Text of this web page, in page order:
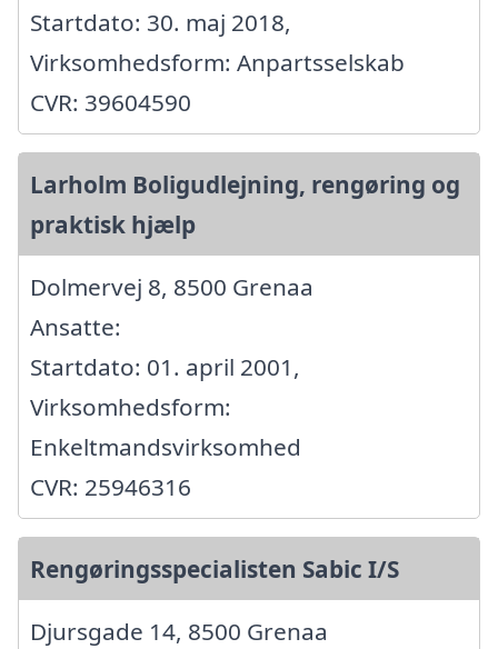
Startdato: 30. maj 2018,
Virksomhedsform: Anpartsselskab
CVR: 39604590
Larholm Boligudlejning, rengøring og
praktisk hjælp
Dolmervej 8, 8500 Grenaa
Ansatte:
Startdato: 01. april 2001,
Virksomhedsform:
Enkeltmandsvirksomhed
CVR: 25946316
Rengøringsspecialisten Sabic I/S
Djursgade 14, 8500 Grenaa